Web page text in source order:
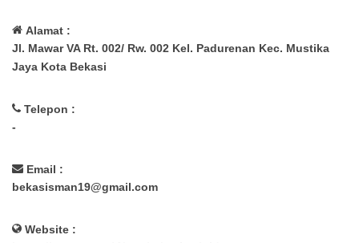
Alamat :
Jl. Mawar VA Rt. 002/ Rw. 002 Kel. Padurenan Kec. Mustika
Jaya Kota Bekasi
Telepon :
-
Email :
bekasisman19@gmail.com
Website :